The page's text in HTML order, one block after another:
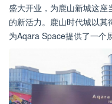
盛大开业，为鹿山新城这
的新活力。鹿山时代城以其
为Aqara Space提供了一个